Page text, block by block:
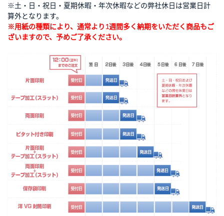
※土・日・祝日・夏期休暇・年次休暇などの弊社休日は営業日計
算外となります。
※用紙の種類により、通常より1週間多く納期をいただく商品もご
ざいますので、予めご了承ください。